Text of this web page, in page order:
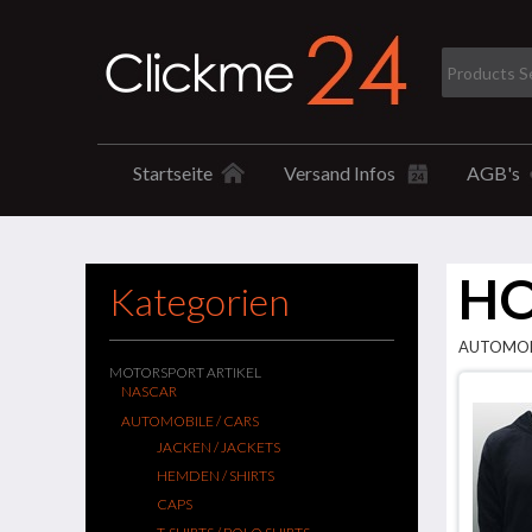
Startseite Versand Infos AGB's
Kategorien
MOTORSPORT ARTIKEL
NASCAR
AUTOMOBILE / CARS
JACKEN / JACKETS
HEMDEN / SHIRTS
CAPS